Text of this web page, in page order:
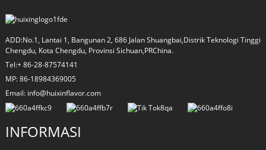
ADD:No.1, Lantai 1, Bangunan 2, 686 Jalan Shuangbai,Distrik Teknologi Tinggi
Chengdu, Kota Chengdu, Provinsi Sichuan,PRChina.
Tel:+ 86-28-87574141
MP: 86-18984369005
Email: info@huixinflavor.com
INFORMASI